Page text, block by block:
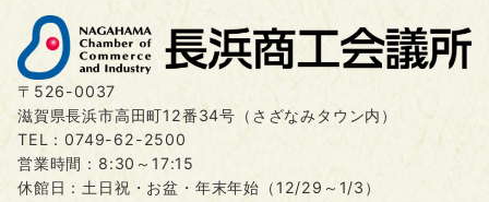
〒526-0037
滋賀県長浜市高田町12番34号（さざなみタウン内）
TEL： 0749-62-2500
営業時間：8:30～17:15
休館日：土日祝・お盆・年末年始（12/29～1/3）